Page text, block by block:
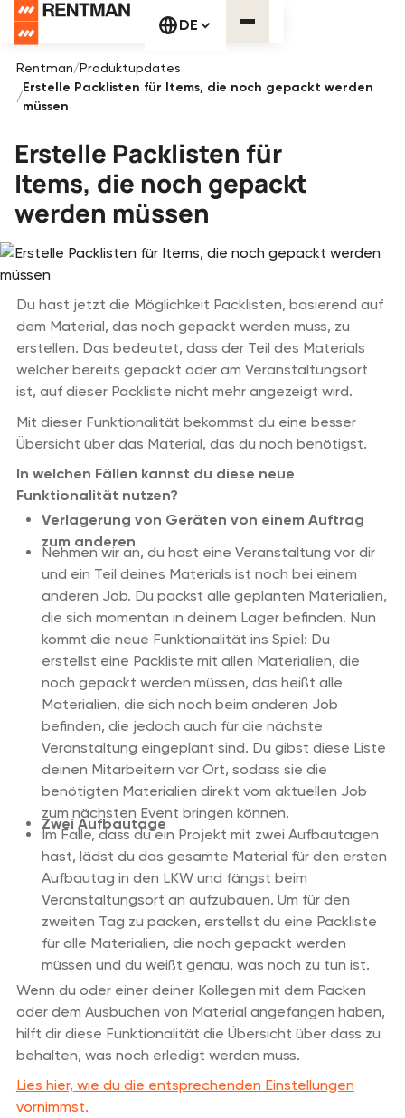
DE
Rentman/Produktupdates
/
Erstelle Packlisten für Items, die noch gepackt werden
müssen
Erstelle Packlisten für
Items, die noch gepackt
werden müssen
Du hast jetzt die Möglichkeit Packlisten, basierend auf
dem Material, das noch gepackt werden muss, zu
erstellen. Das bedeutet, dass der Teil des Materials
welcher bereits gepackt oder am Veranstaltungsort
ist, auf dieser Packliste nicht mehr angezeigt wird.
Mit dieser Funktionalität bekommst du eine besser
Übersicht über das Material, das du noch benötigst.
In welchen Fällen kannst du diese neue
Funktionalität nutzen?
Verlagerung von Geräten von einem Auftrag
zum anderen
Nehmen wir an, du hast eine Veranstaltung vor dir
und ein Teil deines Materials ist noch bei einem
anderen Job. Du packst alle geplanten Materialien,
die sich momentan in deinem Lager befinden. Nun
kommt die neue Funktionalität ins Spiel: Du
erstellst eine Packliste mit allen Materialien, die
noch gepackt werden müssen, das heißt alle
Materialien, die sich noch beim anderen Job
befinden, die jedoch auch für die nächste
Veranstaltung eingeplant sind. Du gibst diese Liste
deinen Mitarbeitern vor Ort, sodass sie die
benötigten Materialien direkt vom aktuellen Job
zum nächsten Event bringen können.
Zwei Aufbautage
Im Falle, dass du ein Projekt mit zwei Aufbautagen
hast, lädst du das gesamte Material für den ersten
Aufbautag in den LKW und fängst beim
Veranstaltungsort an aufzubauen. Um für den
zweiten Tag zu packen, erstellst du eine Packliste
für alle Materialien, die noch gepackt werden
müssen und du weißt genau, was noch zu tun ist.
Wenn du oder einer deiner Kollegen mit dem Packen
oder dem Ausbuchen von Material angefangen haben,
hilft dir diese Funktionalität die Übersicht über dass zu
behalten, was noch erledigt werden muss.
Lies hier, wie du die entsprechenden Einstellungen
vornimmst.